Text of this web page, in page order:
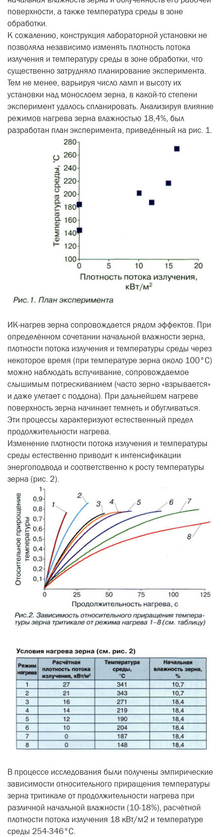
поверхности, а также температура среды в зоне
обработки.
К сожалению, конструкция лабораторной установки не
позволяла независимо изменять плотность потока
излучения и температуру среды в зоне обработки, что
существенно затрудняло планирование эксперимента.
Тем не менее, варьируя число ламп и высоту их
установки над монослоем зерна, в какой-то степени
эксперимент удалось спланировать. Анализируя влияние
режимов нагрева зерна влажностью 18,4%, был
разработан план эксперимента, приведённый на рис. 1.
ИК-нагрев зерна сопровождается рядом эффектов. При
определённом сочетании начальной влажности зерна,
плотности потока излучения и температуры среды через
некоторое время (при температуре зерна около 100°С)
можно наблюдать вспучивание, сопровождаемое
слышимым потрескиванием (часто зерно «взрывается»
и даже улетает с поддона). При дальнейшем нагреве
поверхность зерна начинает темнеть и обугливаться.
Эти процессы характеризуют естественный предел
продолжительности нагрева.
Изменение плотности потока излучения и температуры
среды естественно приводит к интенсификации
энергоподвода и соответственно к росту температуры
зерна (рис. 2).
В процессе исследования были получены эмпирические
зависимости относительного приращения температуры
зерна тритикале от продолжительности нагрева при
различной начальной влажности (10-18%), расчётной
плотности потока излучения 18 кВт/м2 и температуре
среды 254-346°С.